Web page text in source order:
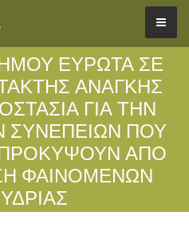
ΕΥΡΩΤΑ ΣΕ
ΑΝΑΓΚΗΣ
ΓΙΑ ΤΗΝ
ΣΥΝΕΠΕΙΩΝ ΠΟΥ
ΑΠΟ
ΦΑΙΝΟΜΕΝΩΝ